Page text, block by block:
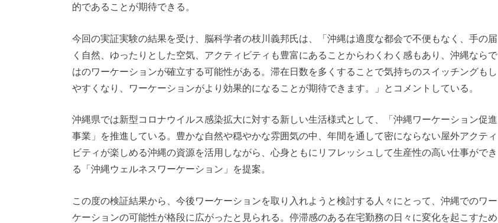
的であることが期待できる。
今回の実証実験の結果を受け、脳科学者の枝川義邦氏は、「沖縄は適度な都会で不便もなく、手の届
く自然、ゆったりとした空気、アクティビティも豊富にあることからわくわく感もあり、沖縄ならで
はのワーケーションが確立する可能性がある。滞在日数を多くすることで気持ちのスイッチングもし
やすくなり、ワーケーションがより効果的になることが期待できます。」とコメントしている。
沖縄県では新型コロナウイルス感染拡大に対する新しい生活様式として、「沖縄ワーケーション促進
事業」を推進している。豊かな自然や穏やかな雰囲気の中、年間を通して密にならない屋外アクティ
ビティが楽しめる沖縄の資源を活用しながら、心身ともにリフレッシュして生産性の高い仕事ができ
る「沖縄ウェルネスワーケーション」を提案。
この度の検証結果から、今後ワーケーションを取り入れようと検討する人々にとって、沖縄でのワー
ケーションの可能性が格段に広がったと見られる。停滞感のある在宅勤務の日々に変化を起こすため